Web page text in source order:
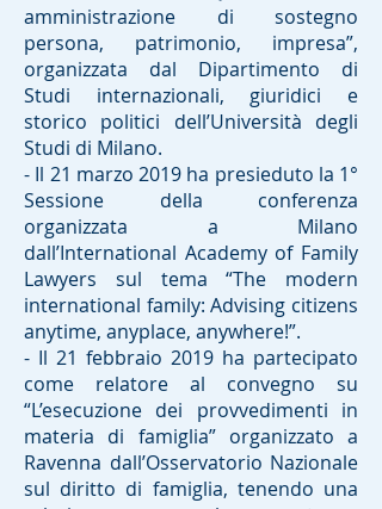
amministrazione di sostegno
persona, patrimonio, impresa”,
organizzata dal Dipartimento di
Studi internazionali, giuridici e
storico politici dell’Università degli
Studi di Milano.
- Il 21 marzo 2019 ha presieduto la 1°
Sessione della conferenza
organizzata a Milano
dall’International Academy of Family
Lawyers sul tema “The modern
international family: Advising citizens
anytime, anyplace, anywhere!”.
- Il 21 febbraio 2019 ha partecipato
come relatore al convegno su
“L’esecuzione dei provvedimenti in
materia di famiglia” organizzato a
Ravenna dall’Osservatorio Nazionale
sul diritto di famiglia, tenendo una